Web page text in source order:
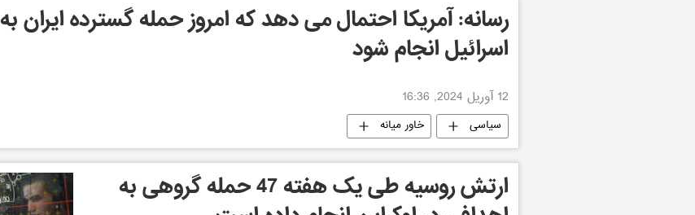
رسانه: آمریکا احتمال می دهد که امروز حمله گسترده ایران به
اسرائیل انجام شود
12 آوریل 2024, 16:36
سیاسی خاور میانه
ارتش روسیه طی یک هفته 47 حمله گروهی به